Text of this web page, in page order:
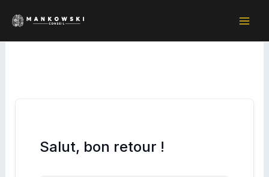
Salut, bon retour !